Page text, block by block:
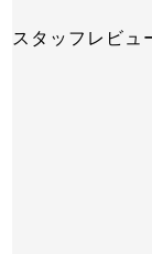
スタッフレビュ